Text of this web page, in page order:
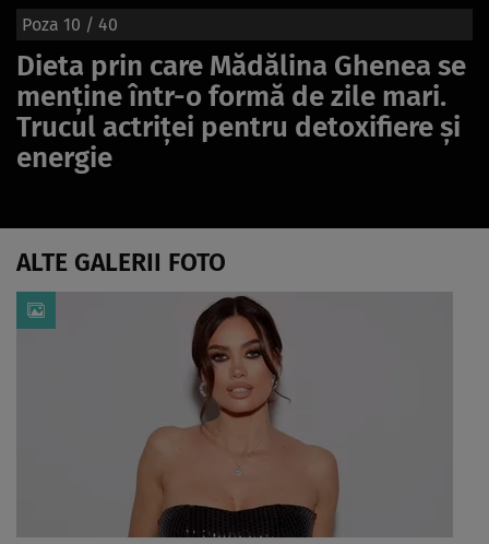
Poza 10 / 40
Dieta prin care Mădălina Ghenea se
menține într-o formă de zile mari.
Trucul actriței pentru detoxifiere și
energie
ALTE GALERII FOTO